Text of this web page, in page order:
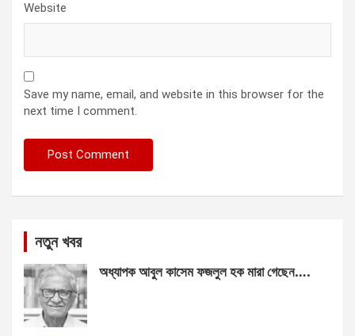
Website
Save my name, email, and website in this browser for the
next time I comment.
নতুন খবর
অধ্যাপক আবুল কাসেম ফজলুল হক মারা গেছেন….